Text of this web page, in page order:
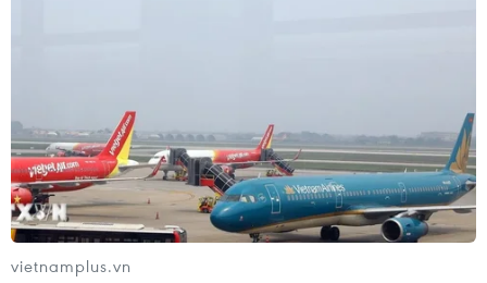
vietnamplus.vn